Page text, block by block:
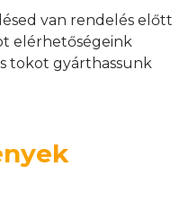
van rendelés előtt
elérhetőségeink
tokot gyárthassunk